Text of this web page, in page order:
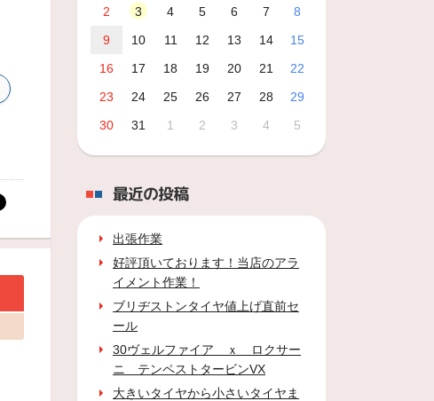
2
3 4 5 6 7
8
9
10 11 12 13 14
15
16
17 18 19 20 21
22
23
24 25 26 27 28
29
30
31 1 2 3 4 5
最近の投稿
出張作業
好評頂いております！当店のアラ
イメント作業！
ブリヂストンタイヤ値上げ直前セ
ール
30ヴェルファイア ｘ ロクサー
ニ テンペストタービンVX
大きいタイヤから小さいタイヤま